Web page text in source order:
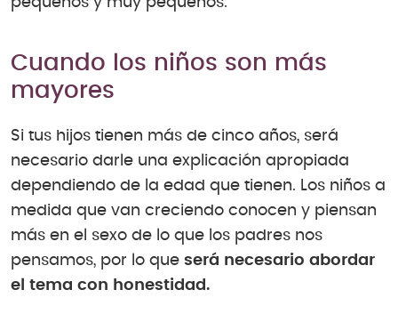
Cuando los niños son más
mayores
Si tus hijos tienen más de cinco años, será
necesario darle una explicación apropiada
dependiendo de la edad que tienen. Los niños a
medida que van creciendo conocen y piensan
más en el sexo de lo que los padres nos
pensamos, por lo que será necesario abordar
el tema con honestidad.